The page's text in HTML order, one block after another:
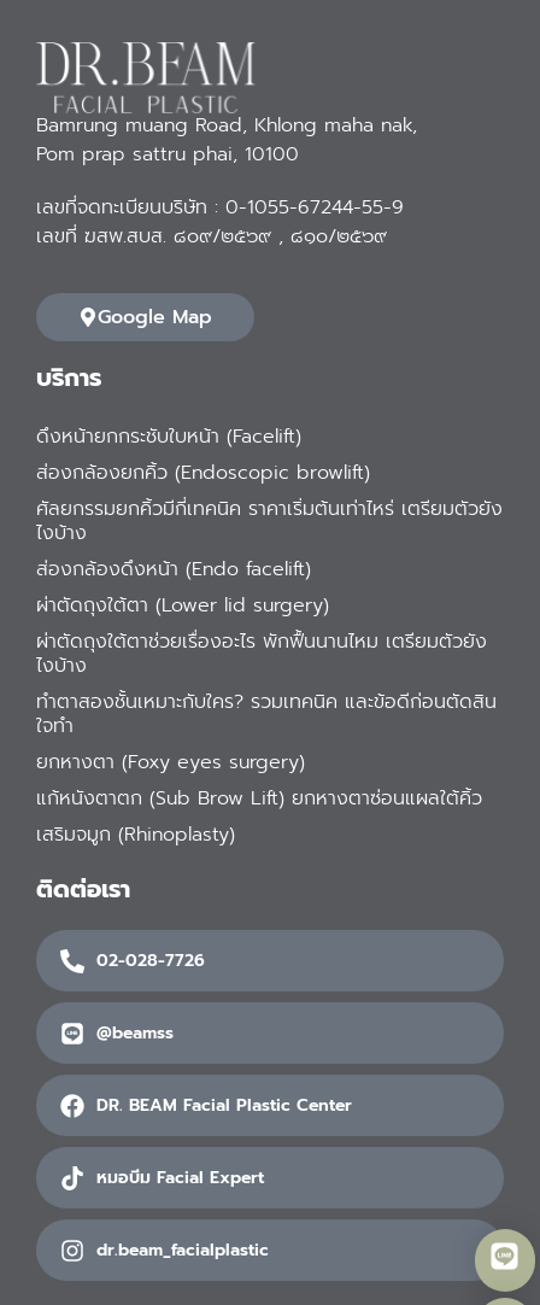
Bamrung muang Road, Khlong maha nak,
Pom prap sattru phai, 10100
เลขที่จดทะเบียนบริษัท : 0-1055-67244-55-9
เลขที่ ฆสพ.สบส. ๘๐๙/๒๕๖๙ , ๘๑๐/๒๕๖๙
Google Map
บริการ
ดึงหน้ายกกระชับใบหน้า (Facelift)
ส่องกล้องยกคิ้ว (Endoscopic browlift)
ศัลยกรรมยกคิ้วมีกี่เทคนิค ราคาเริ่มต้นเท่าไหร่ เตรียมตัวยัง
ไงบ้าง
ส่องกล้องดึงหน้า (Endo facelift)
ผ่าตัดถุงใต้ตา (Lower lid surgery)
ผ่าตัดถุงใต้ตาช่วยเรื่องอะไร พักฟื้นนานไหม เตรียมตัวยัง
ไงบ้าง
ทำตาสองชั้นเหมาะกับใคร? รวมเทคนิค และข้อดีก่อนตัดสิน
ใจทำ
ยกหางตา (Foxy eyes surgery)
แก้หนังตาตก (Sub Brow Lift) ยกหางตาซ่อนแผลใต้คิ้ว
เสริมจมูก (Rhinoplasty)
ติดต่อเรา
02-028-7726
@beamss
DR. BEAM Facial Plastic Center
หมอบีม Facial Expert
dr.beam_facialplastic